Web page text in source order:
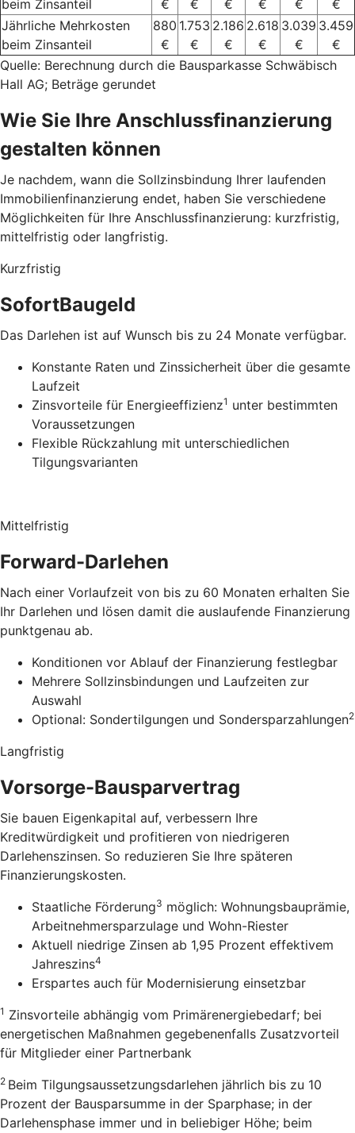
beim Zinsanteil
€
€
€
€
€
€
Jährliche Mehrkosten
beim Zinsanteil
880
€
1.753
€
2.186
€
2.618
€
3.039
€
3.459
€
Quelle: Berechnung durch die Bausparkasse Schwäbisch
Hall AG; Beträge gerundet
Wie Sie Ihre Anschlussfinanzierung
gestalten können
Je nachdem, wann die Sollzinsbindung Ihrer laufenden
Immobilienfinanzierung endet, haben Sie verschiedene
Möglichkeiten für Ihre Anschlussfinanzierung: kurzfristig,
mittelfristig oder langfristig.
Kurzfristig
SofortBaugeld
Das Darlehen ist auf Wunsch bis zu 24 Monate verfügbar.
Konstante Raten und Zinssicherheit über die gesamte
Laufzeit
Zinsvorteile für Energieeffizienz1 unter bestimmten
Voraussetzungen
Flexible Rückzahlung mit unterschiedlichen
Tilgungsvarianten
Mittelfristig
Forward-Darlehen
Nach einer Vorlaufzeit von bis zu 60 Monaten erhalten Sie
Ihr Darlehen und lösen damit die auslaufende Finanzierung
punktgenau ab.
Konditionen vor Ablauf der Finanzierung festlegbar
Mehrere Sollzinsbindungen und Laufzeiten zur
Auswahl
Optional: Sondertilgungen und Sondersparzahlungen2
Langfristig
Vorsorge-Bausparvertrag
Sie bauen Eigenkapital auf, verbessern Ihre
Kreditwürdigkeit und profitieren von niedrigeren
Darlehenszinsen. So reduzieren Sie Ihre späteren
Finanzierungskosten.
Staatliche Förderung3 möglich: Wohnungsbauprämie,
Arbeitnehmersparzulage und Wohn-Riester
Aktuell niedrige Zinsen ab 1,95 Prozent effektivem
Jahreszins4
Erspartes auch für Modernisierung einsetzbar
1 Zinsvorteile abhängig vom Primärenergiebedarf; bei
energetischen Maßnahmen gegebenenfalls Zusatzvorteil
für Mitglieder einer Partnerbank
2 Beim Tilgungsaussetzungsdarlehen jährlich bis zu 10
Prozent der Bausparsumme in der Sparphase; in der
Darlehensphase immer und in beliebiger Höhe; beim